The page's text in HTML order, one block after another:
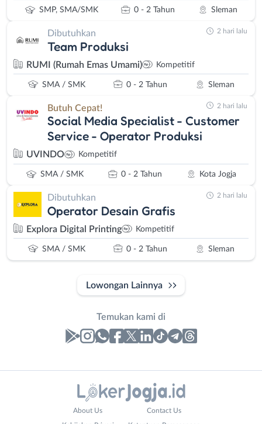
SMP, SMA/SMK 0 - 2 Tahun Sleman
Dibutuhkan
Team Produksi
RUMI (Rumah Emas Umami) Kompetitif
SMA / SMK 0 - 2 Tahun Sleman
2 hari lalu
Butuh Cepat!
Social Media Specialist - Customer
Service - Operator Produksi
UVINDO Kompetitif
SMA / SMK 0 - 2 Tahun Kota Jogja
2 hari lalu
Dibutuhkan
Operator Desain Grafis
Explora Digital Printing Kompetitif
SMA / SMK 0 - 2 Tahun Sleman
2 hari lalu
Lowongan Lainnya
Temukan kami di
About Us Contact Us